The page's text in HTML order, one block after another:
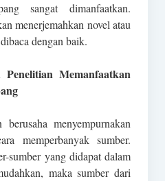
sangat dimanfaatkan.
menerjemahkan novel atau
dengan baik.
Memanfaatkan
menyempurnakan
memperbanyak sumber.
sumber yang didapat dalam
maka sumber dari